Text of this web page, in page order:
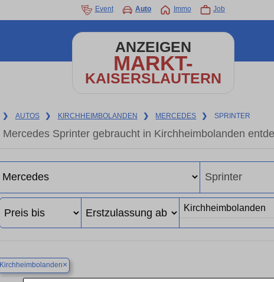
Event Auto Immo Job
ANZEIGEN
MARKT-
KAISERSLAUTERN
❯ AUTOS ❯ KIRCHHEIMBOLANDEN ❯ MERCEDES ❯ SPRINTER
Mercedes Sprinter gebraucht in Kirchheimbolanden
Kirchheimbolanden×